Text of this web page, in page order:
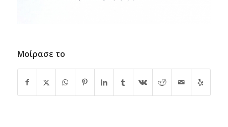
Μοίρασε το